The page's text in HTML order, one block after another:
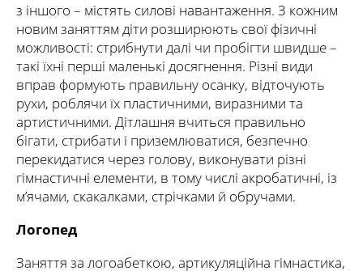
з іншого – містять силові навантаження. З кожним
новим заняттям діти розширюють свої фізичні
можливості: стрибнути далі чи пробігти швидше –
такі їхні перші маленькі досягнення. Різні види
вправ формують правильну осанку, відточують
рухи, роблячи їх пластичними, виразними та
артистичними. Дітлашня вчиться правильно
бігати, стрибати і приземлюватися, безпечно
перекидатися через голову, виконувати різні
гімнастичні елементи, в тому числі акробатичні, із
м’ячами, скакалками, стрічками й обручами.
Логопед
Заняття за логоабеткою, артикуляційна гімнастика,